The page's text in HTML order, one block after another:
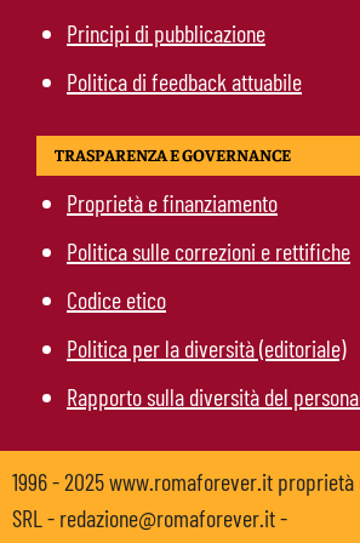
Principi di pubblicazione
Politica di feedback attuabile
TRASPARENZA E GOVERNANCE
Proprietà e finanziamento
Politica sulle correzioni e rettifiche
Codice etico
Politica per la diversità (editoriale)
Rapporto sulla diversità del
1996 - 2025 www.romaforever.it proprietà
SRL - redazione@romaforever.it -